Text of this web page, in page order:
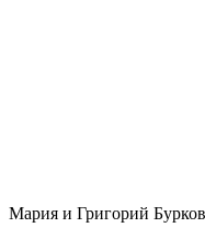
Мария и Григорий